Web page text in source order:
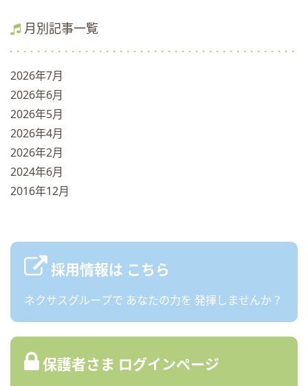
月別記事一覧
2026年7月
2026年6月
2026年5月
2026年4月
2026年2月
2024年6月
2016年12月
採用情報は こちら
ネクサスグループで あなたの力を 発揮しませんか？
保護者さま ログインページ